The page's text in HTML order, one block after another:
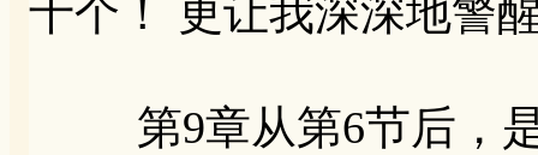
十个！ 更让我深深地警
第9章从第6节后，是